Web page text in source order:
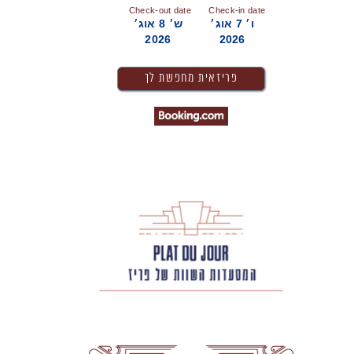
Check-in date
ו׳ 7 אוג׳
2026
Check-out date
ש׳ 8 אוג׳
2026